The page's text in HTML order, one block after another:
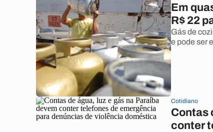
Em
R$ 22
Gás de
e pode ser
Cotidiano
Contas
conter